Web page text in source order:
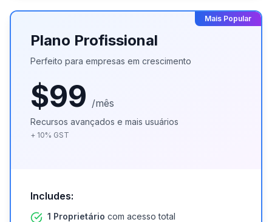
Mais Popular
Plano Profissional
Perfeito para empresas em crescimento
$99 /mês
Recursos avançados e mais usuários
+ 10% GST
Includes:
1 Proprietário com acesso total